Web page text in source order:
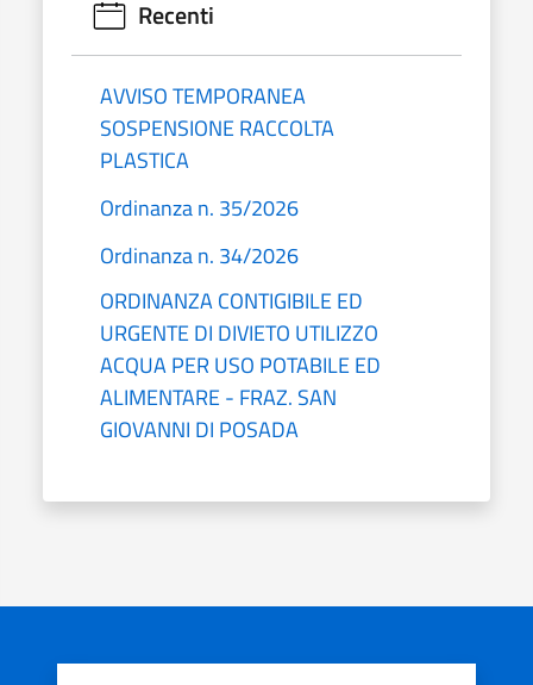
Recenti
AVVISO TEMPORANEA
SOSPENSIONE RACCOLTA
PLASTICA
Ordinanza n. 35/2026
Ordinanza n. 34/2026
ORDINANZA CONTIGIBILE ED
URGENTE DI DIVIETO UTILIZZO
ACQUA PER USO POTABILE ED
ALIMENTARE - FRAZ. SAN
GIOVANNI DI POSADA